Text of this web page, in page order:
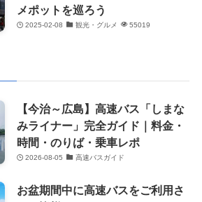
メポットを巡ろう
2025-02-08 観光・グルメ 55019
【今治～広島】高速バス「しまな
みライナー」完全ガイド｜料金・
時間・のりば・乗車レポ
2026-08-05 高速バスガイド
お盆期間中に高速バスをご利用さ